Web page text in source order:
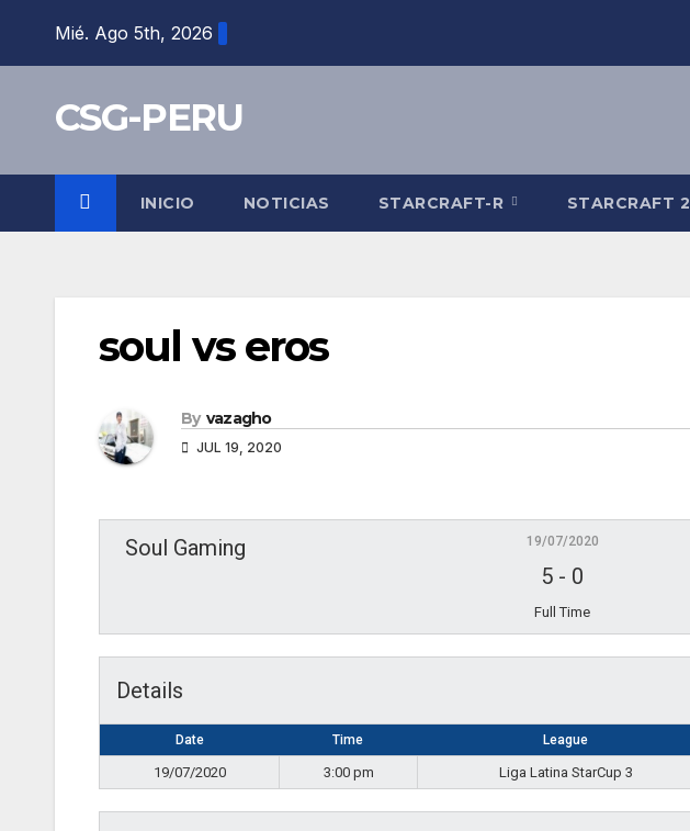
Mié. Ago 5th, 2026
CSG-PERU
INICIO NOTICIAS STARCRAFT-R STARCRAFT 2
soul vs eros
By vazagho
JUL 19, 2020
Soul Gaming 19/07/2020
5 - 0
Full Time
Details
Date Time League
19/07/2020 3:00 pm Liga Latina StarCup 3